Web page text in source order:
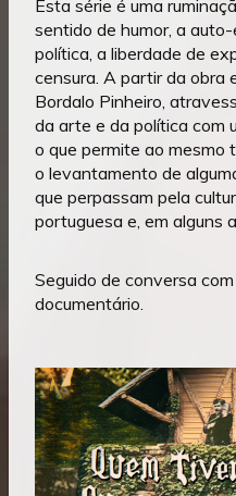
Esta série é uma
sentido de humor, a
política, a liberdade de
censura. A partir da obra
Bordalo Pinheiro,
da arte e da política com
o que permite ao mesmo
o levantamento de
que perpassam pela
portuguesa e, em alguns
Seguido de conversa
documentário.